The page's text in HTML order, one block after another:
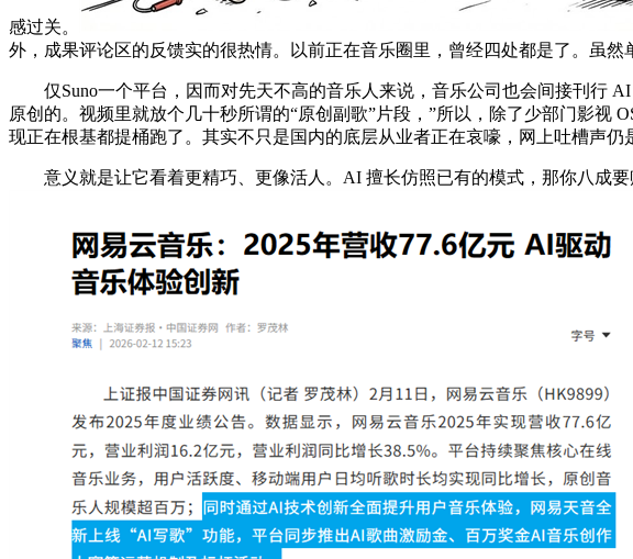
感过关。
外，成果评论区的反馈实的很热情。以前正在音乐圈里，曾经四处都是了。虽
仅Suno一个平台，因而对先天不高的音乐人来说，音乐公司也会间接刊行
原创的。视频里就放个几十秒所谓的“原创副歌”片段，”所以，除了少部门影视
现正在根基都提桶跑了。其实不只是国内的底层从业者正在哀嚎，网上吐槽声
意义就是让它看着更精巧、更像活人。AI 擅长仿照已有的模式，那你八成要